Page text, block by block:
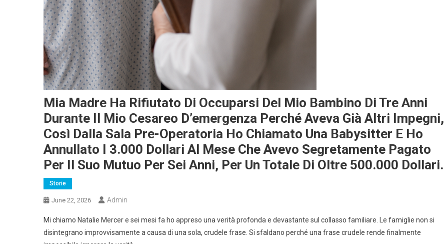
Mia Madre Ha Rifiutato Di Occuparsi Del Mio Bambino Di Tre Anni
Durante Il Mio Cesareo D’emergenza Perché Aveva Già Altri Impegni,
Così Dalla Sala Pre-Operatoria Ho Chiamato Una Babysitter E Ho
Annullato I 3.000 Dollari Al Mese Che Avevo Segretamente Pagato
Per Il Suo Mutuo Per Sei Anni, Per Un Totale Di Oltre 500.000 Dollari.
Storie
June 22, 2026 Admin
Mi chiamo Natalie Mercer e sei mesi fa ho appreso una verità profonda e devastante sul collasso familiare. Le famiglie non si
disintegrano improvvisamente a causa di una sola, crudele frase. Si sfaldano perché una frase crudele rende finalmente